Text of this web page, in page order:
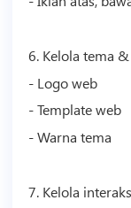
6. Kelola tema &
- Logo web
-Templateweb
- Warna tema
7. Kelola